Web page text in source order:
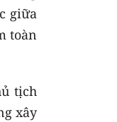
giữa
toàn
tịch
xây